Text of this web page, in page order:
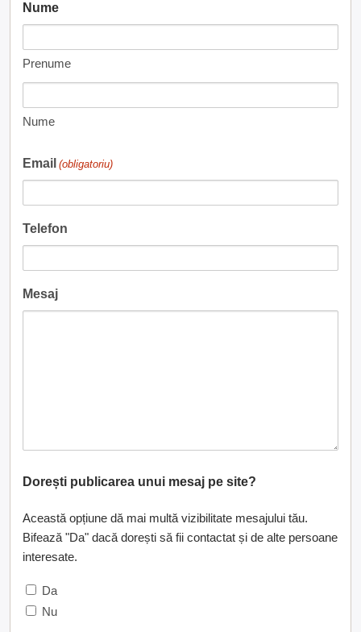
Nume
Prenume
Nume
Email (obligatoriu)
Telefon
Mesaj
Dorești publicarea unui mesaj pe site?
Această opțiune dă mai multă vizibilitate mesajului tău.
Bifează "Da" dacă dorești să fii contactat și de alte persoane
interesate.
Da
Nu